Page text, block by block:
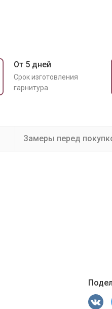
От 5 дней
Срок изготовления
гарнитура
Замеры перед